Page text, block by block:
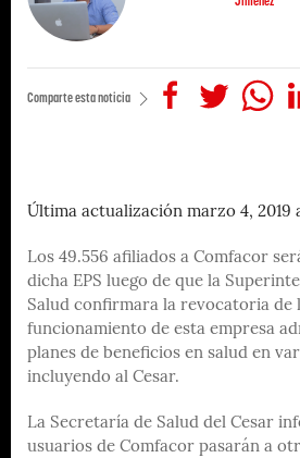
Comparte esta noticia
Última actualización marzo 4, 2019
Los 49.556 afiliados a Comfacor
dicha EPS luego de que la
Salud confirmara la revocatoria de
funcionamiento de esta empresa
planes de beneficios en salud en
incluyendo al Cesar.
La Secretaría de Salud del Cesar
usuarios de Comfacor pasarán a